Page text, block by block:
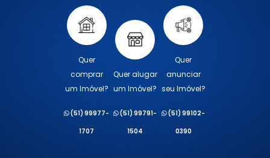
Quer
comprar
um Imóvel?
(51) 99977-
1707
Quer alugar
um Imóvel?
(51) 99791-
1504
Quer
anunciar
seu Imóvel?
(51) 99102-
0390